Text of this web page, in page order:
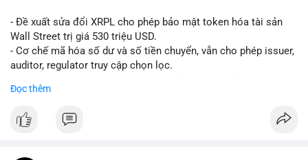
- Đề xuất sửa đổi XRPL cho phép bảo mật token hóa tài sản
Wall Street trị giá 530 triệu USD.
- Cơ chế mã hóa số dư và số tiền chuyển, vẫn cho phép issuer,
auditor, regulator truy cập chọn lọc.
tài chính.
chức tài chính.
Đọc thêm